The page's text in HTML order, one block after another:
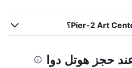
حجز هوتل دوا